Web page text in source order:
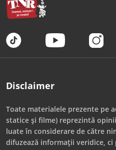
Disclaimer
Toate materialele prezente pe
statice și filme) reprezintă
luate în considerare de către
difuzează informații veridice,